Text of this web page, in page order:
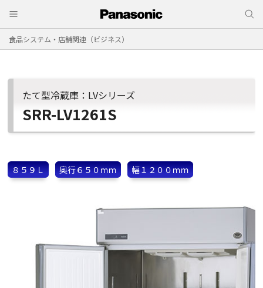
食品システム・店舗関連（ビジネス）
たて型冷蔵庫：LVシリーズ
SRR-LV1261S
８５９Ｌ 奥行６５０ｍｍ 幅１２００ｍｍ